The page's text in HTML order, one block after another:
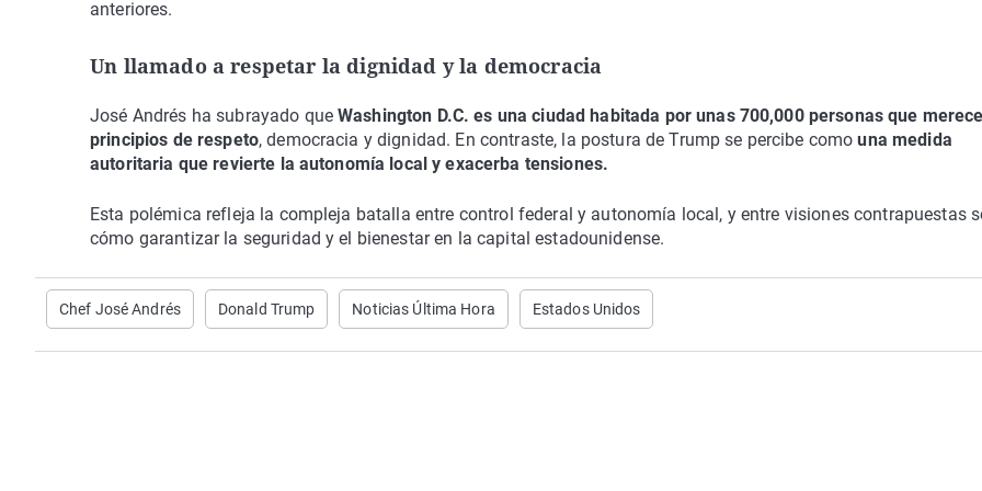
anteriores.
Un llamado a respetar la dignidad y la democracia
José Andrés ha subrayado queWashington D.C. es una ciudad habitada por unas 700,000 personas que
principios de respeto, democracia y dignidad. En contraste, la postura de Trump se percibe comouna medida
autoritaria que revierte la autonomía local y exacerba tensiones.
Esta polémica refleja la compleja batalla entre control federal y autonomía local, y entre visiones contrapuestas
cómo garantizar la seguridad y el bienestar en la capital estadounidense.
Chef José Andrés Donald Trump Noticias Última Hora Estados Unidos